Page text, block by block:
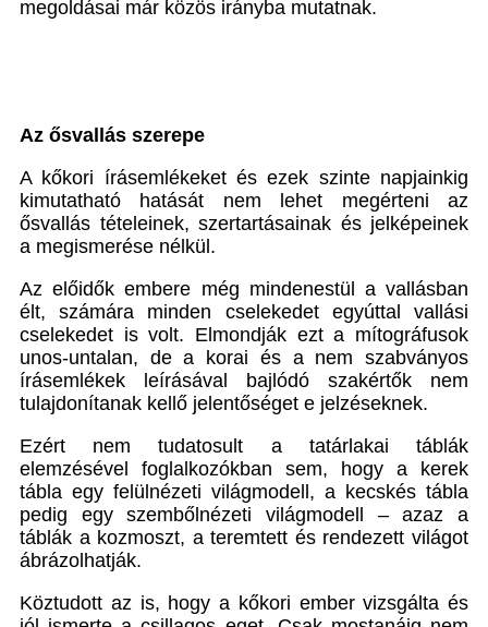
megoldásai már közös irányba mutatnak.
Az ősvallás szerepe
A kőkori írásemlékeket és ezek szinte napjainkig
kimutatható hatását nem lehet megérteni az
ősvallás tételeinek, szertartásainak és jelképeinek
a megismerése nélkül.
Az előidők embere még mindenestül a vallásban
élt, számára minden cselekedet egyúttal vallási
cselekedet is volt. Elmondják ezt a mítográfusok
unos-untalan, de a korai és a nem szabványos
írásemlékek leírásával bajlódó szakértők nem
tulajdonítanak kellő jelentőséget e jelzéseknek.
Ezért nem tudatosult a tatárlakai táblák
elemzésével foglalkozókban sem, hogy a kerek
tábla egy felülnézeti világmodell, a kecskés tábla
pedig egy szembőlnézeti világmodell – azaz a
táblák a kozmoszt, a teremtett és rendezett világot
ábrázolhatják.
Köztudott az is, hogy a kőkori ember vizsgálta és